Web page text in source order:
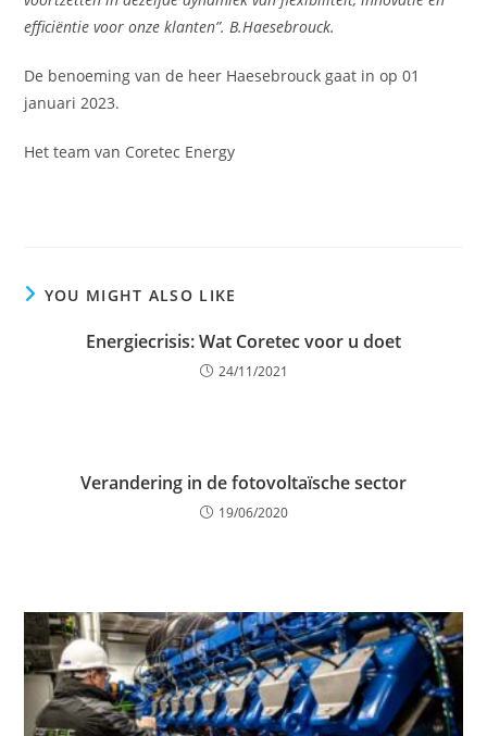
efficiëntie voor onze klanten”. B.Haesebrouck.
De benoeming van de heer Haesebrouck gaat in op 01
januari 2023.
Het team van Coretec Energy
YOU MIGHT ALSO LIKE
Energiecrisis: Wat Coretec voor u doet
24/11/2021
Verandering in de fotovoltaïsche sector
19/06/2020